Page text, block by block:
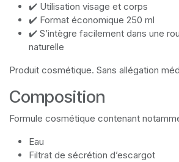
✔️ Utilisation visage et corps
✔️ Format économique 250 ml
✔️ S’intègre facilement dans une
naturelle
Produit cosmétique. Sans allégation
Composition
Formule cosmétique contenant
Eau
Filtrat de sécrétion d’escargot